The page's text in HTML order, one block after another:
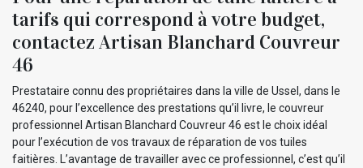
tarifs qui correspond à votre budget,
contactez Artisan Blanchard Couvreur
46
Prestataire connu des propriétaires dans la ville de Ussel, dans le
46240, pour l’excellence des prestations qu’il livre, le couvreur
professionnel Artisan Blanchard Couvreur 46 est le choix idéal
pour l’exécution de vos travaux de réparation de vos tuiles
faitières. L’avantage de travailler avec ce professionnel, c’est qu’il